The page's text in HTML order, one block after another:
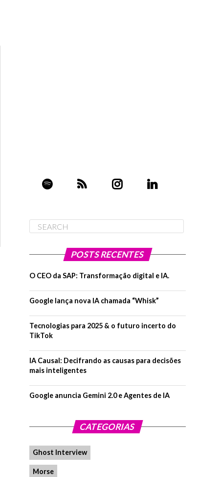
POSTS RECENTES
O CEO da SAP: Transformação digital e IA.
Google lança nova IA chamada “Whisk”
Tecnologias para 2025 & o futuro incerto do
TikTok
IA Causal: Decifrando as causas para decisões
mais inteligentes
Google anuncia Gemini 2.0 e Agentes de IA
CATEGORIAS
Ghost Interview
Morse